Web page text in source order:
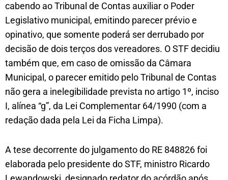
cabendo ao Tribunal de Contas auxiliar o Poder
Legislativo municipal, emitindo parecer prévio e
opinativo, que somente poderá ser derrubado por
decisão de dois terços dos vereadores. O STF decidiu
também que, em caso de omissão da Câmara
Municipal, o parecer emitido pelo Tribunal de Contas
não gera a inelegibilidade prevista no artigo 1º, inciso
I, alínea “g”, da Lei Complementar 64/1990 (com a
redação dada pela Lei da Ficha Limpa).
A tese decorrente do julgamento do RE 848826 foi
elaborada pelo presidente do STF, ministro Ricardo